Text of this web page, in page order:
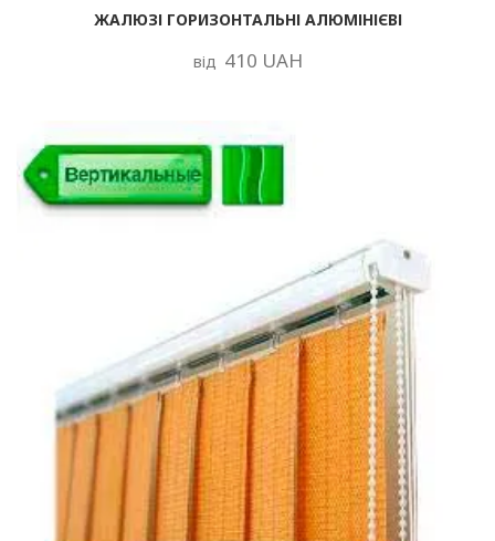
ЖАЛЮЗІ ГОРИЗОНТАЛЬНІ АЛЮМІНІЄВІ
від 410 UAH